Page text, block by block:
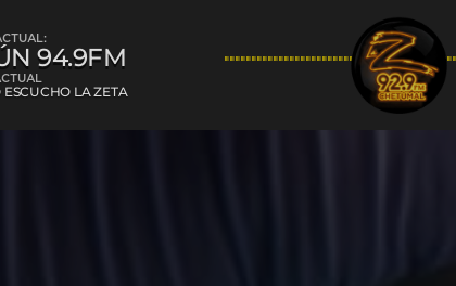
94.9FM
ESCUCHO LA ZETA